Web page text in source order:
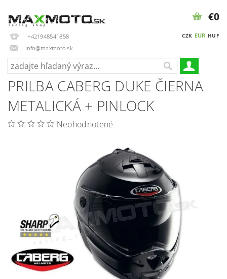
+421948541858
info@maxmoto.sk
CZK EUR HUF
€0
PRILBA CABERG DUKE ČIERNA
METALICKÁ + PINLOCK
Neohodnotené